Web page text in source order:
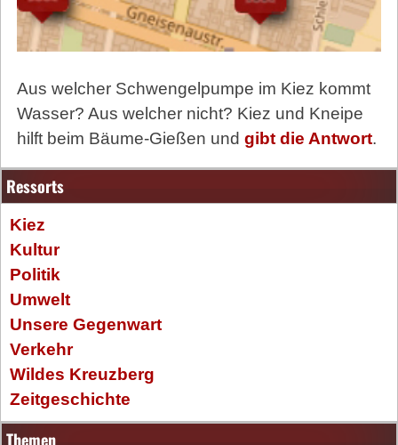
Aus welcher Schwengelpumpe im Kiez kommt
Wasser? Aus welcher nicht? Kiez und Kneipe
hilft beim Bäume-Gießen und gibt die Antwort.
Ressorts
Kiez
Kultur
Politik
Umwelt
Unsere Gegenwart
Verkehr
Wildes Kreuzberg
Zeitgeschichte
Themen